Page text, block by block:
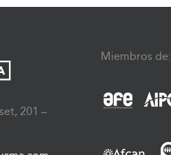
201 –
Miembros de: